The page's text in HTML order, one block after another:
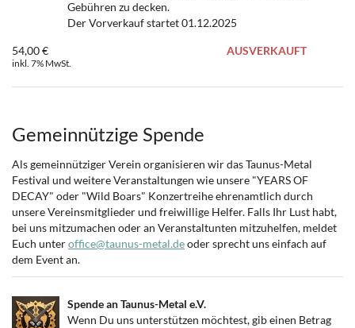
Gebühren zu decken.
Der Vorverkauf startet 01.12.2025
54,00 €
inkl. 7% MwSt.
AUSVERKAUFT
Gemeinnützige Spende
Als gemeinnütziger Verein organisieren wir das Taunus-Metal
Festival und weitere Veranstaltungen wie unsere "YEARS OF
DECAY" oder "Wild Boars" Konzertreihe ehrenamtlich durch
unsere Vereinsmitglieder und freiwillige Helfer. Falls Ihr Lust habt,
bei uns mitzumachen oder an Veranstaltunten mitzuhelfen, meldet
Euch unteroffice@taunus-metal.deoder sprecht uns einfach auf
dem Event an.
Spende an Taunus-Metal e.V.
Wenn Du uns unterstützen möchtest, gib einen Betrag